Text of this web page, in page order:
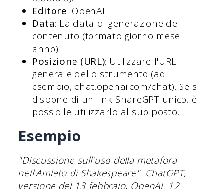
Editore: OpenAI
Data: La data di generazione del
contenuto (formato giorno mese
anno).
Posizione (URL): Utilizzare l'URL
generale dello strumento (ad
esempio, chat.openai.com/chat). Se si
dispone di un link ShareGPT unico, è
possibile utilizzarlo al suo posto.
Esempio
"Discussione sull'uso della metafora
nell'Amleto di Shakespeare". ChatGPT,
versione del 13 febbraio, OpenAI, 12